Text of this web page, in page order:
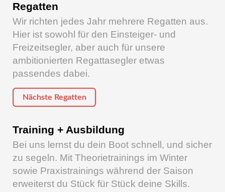
Regatten
Wir richten jedes Jahr mehrere Regatten aus.
Hier ist sowohl für den Einsteiger- und
Freizeitsegler, aber auch für unsere
ambitionierten Regattasegler etwas
passendes dabei.
Nächste Regatten
Training + Ausbildung
Bei uns lernst du dein Boot schnell, und sicher
zu segeln. Mit Theorietrainings im Winter
sowie Praxistrainings während der Saison
erweiterst du Stück für Stück deine Skills.